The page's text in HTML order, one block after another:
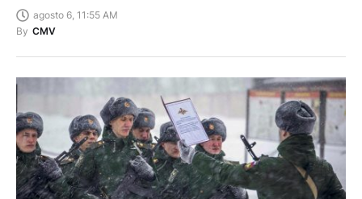
agosto 6, 11:55 AM
By CMV